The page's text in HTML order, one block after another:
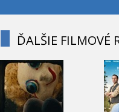
ĎALŠIE FILMOVÉ